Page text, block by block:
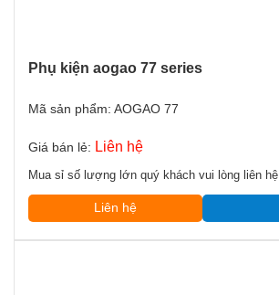
Phụ kiện aogao 77 series
Mã sản phẩm: AOGAO 77
Giá bán lẻ: Liên hệ
Mua sỉ số lượng lớn quý khách vui lòng liên hệ
Liên hệ